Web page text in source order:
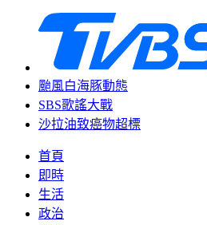
颱風白海豚動態
SBS歌謠大戰
沙拉油致癌物超標
首頁
即時
生活
政治